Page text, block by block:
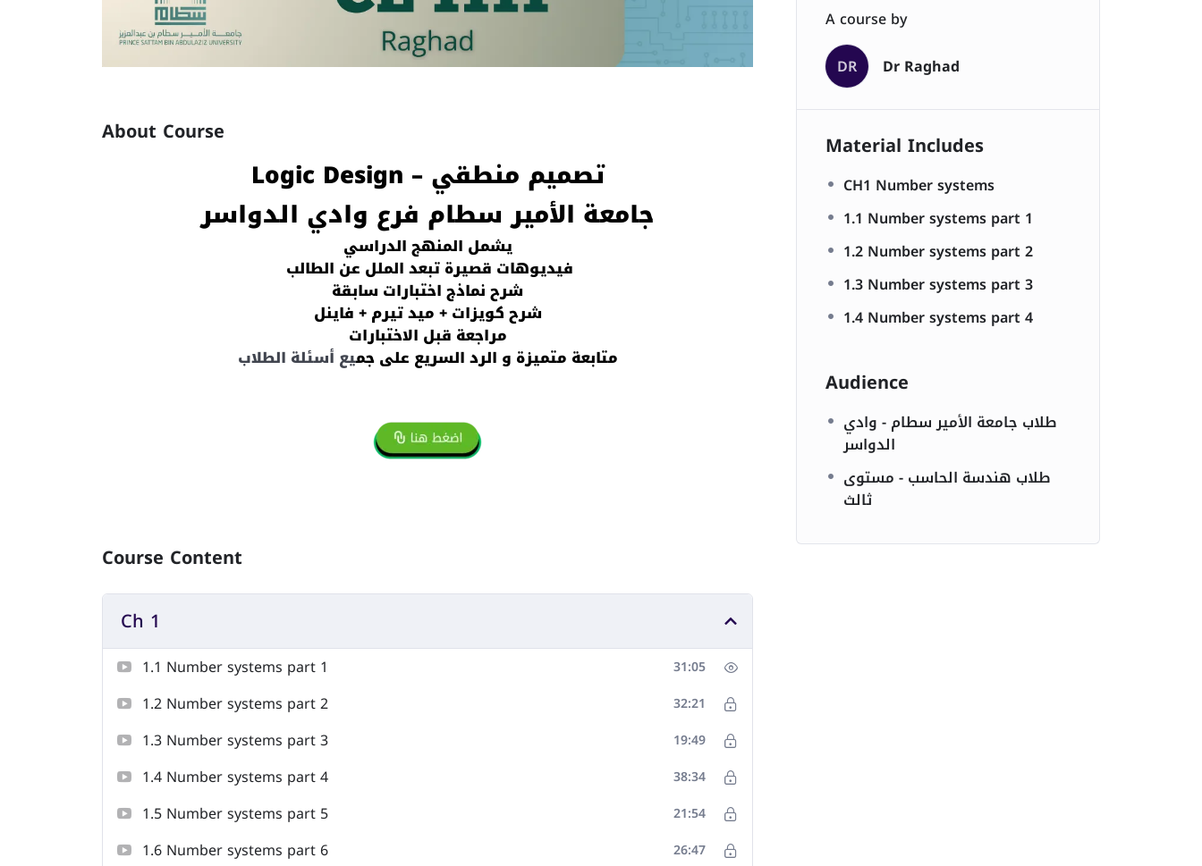
About Course
Logic Design – تصميم منطقي
جامعة الأمير سطام فرع وادي الدواسر
يشمل المنهج الدراسي
فيديوهات قصيرة تبعد الملل عن الطالب
شرح نماذج اختبارات سابقة
شرح كويزات + ميد تيرم + فاينل
مراجعة قبل الاختبارات
متابعة متميزة و الرد السريع على جميع أسئلة الطلاب
Course Content
Ch 1
1.1 Number systems part 1 31:05
1.2 Number systems part 2 32:21
1.3 Number systems part 3 19:49
1.4 Number systems part 4 38:34
1.5 Number systems part 5 21:54
1.6 Number systems part 6 26:47
A course by
DR
Dr Raghad
Material Includes
CH1 Number systems
1.1 Number systems part 1
1.2 Number systems part 2
1.3 Number systems part 3
1.4 Number systems part 4
Audience
طلاب جامعة الأمير سطام - وادي
الدواسر
طلاب هندسة الحاسب - مستوى
ثالث